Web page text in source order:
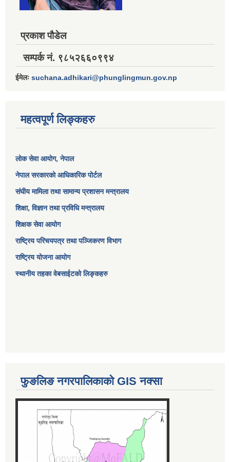
प्रकाश पौडेल
सम्पर्क नं. ९८५२६६०९९४
ईमेलः suchana.adhikari@phunglingmun.gov.np
महत्वपूर्ण लिङ्कहरु
लोक सेवा आयोग, नेपाल
नेपाल सरकारको आधिकारिक पोर्टल
संघीय मामिला तथा सामान्य प्रशासन मन्त्रालय
शिक्षा, विज्ञान तथा प्रविधि मन्त्रालय
शिक्षक सेवा आयोग
राष्ट्रिय परिचयपत्र तथा पञ्जिकरण विभाग
राष्ट्रिय योजना आयोग
स्थानीय तहका वेबसाईटको लिङ्कहरु
फुङलिङ नगरपालिकाको GIS नक्सा